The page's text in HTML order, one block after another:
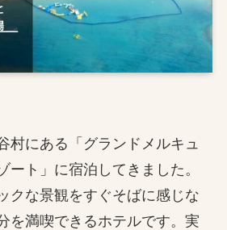
村にある「グランドメルキュ
ート」に宿泊してきました。
クな景観をすぐそばに感じな
を満喫できるホテルです。実